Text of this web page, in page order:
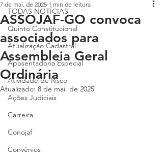
TODAS NOTÍCIAS
Quinto Constitucional
Atualização Cadastral
Aposentadoria Especial
Atividade de Risco
Ações Judiciais
Carreira
Conojaf
Convênios
ASSOJAF-GO convoca
associados para
Assembleia Geral
Ordinária
7 de mai. de 2025 1 min de leitura
Atualizado: 8 de mai. de 2025